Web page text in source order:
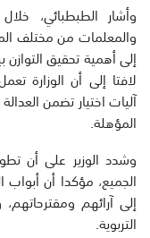
وأشار الطبطبائي،
والمعلمات من مختلف
إلى أهمية تحقيق التوازن
لافتا إلى أن الوزارة
آليات اختيار تضمن
المؤهلة.
وشدد الوزير على أن
الجميع، مؤكدا أن أبواب
إلى آرائهم
التربوية.